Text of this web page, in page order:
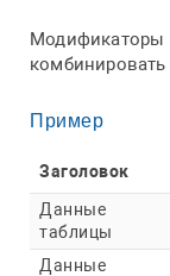
Модификаторы
комбинировать
Пример
Заголовок
Данные
таблицы
Данные